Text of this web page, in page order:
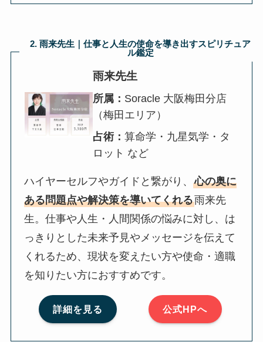
2. 雨来先生｜仕事と人生の使命を導き出すスピリチュア
ル鑑定
雨来先生
所属： Soracle 大阪梅田分店
（梅田エリア）
占術：算命学・九星気学・タ
ロット など
ハイヤーセルフやガイドと繋がり、心の奥に
ある問題点や解決策を導いてくれる雨来先
生。仕事や人生・人間関係の悩みに対し、は
っきりとした未来予見やメッセージを伝えて
くれるため、現状を変えたい方や使命・適職
を知りたい方におすすめです。
詳細を見る 公式HPへ